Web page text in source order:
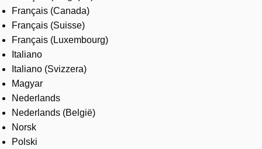
Français (Canada)
Français (Suisse)
Français (Luxembourg)
Italiano
Italiano (Svizzera)
Magyar
Nederlands
Nederlands (België)
Norsk
Polski